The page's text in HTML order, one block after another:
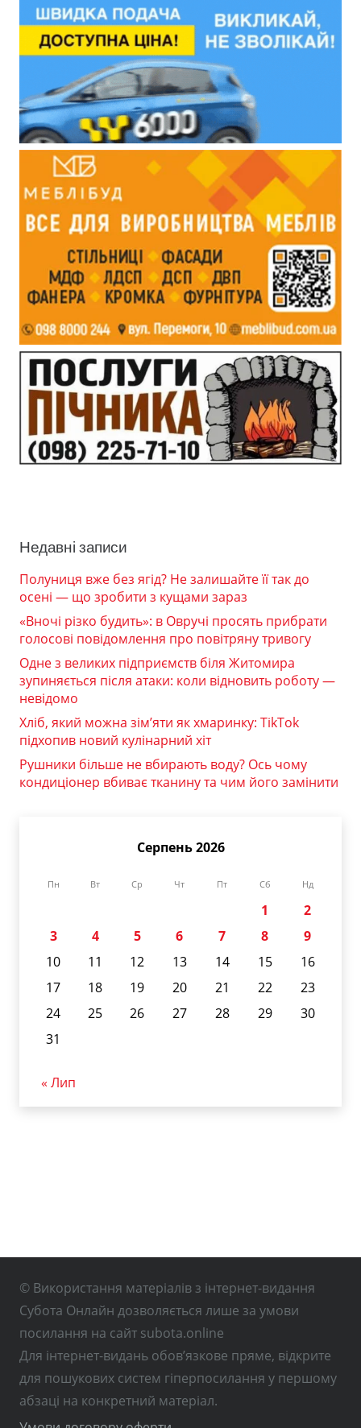
Недавні записи
Полуниця вже без ягід? Не залишайте її так до
осені — що зробити з кущами зараз
«Вночі різко будить»: в Овручі просять прибрати
голосові повідомлення про повітряну тривогу
Одне з великих підприємств біля Житомира
зупиняється після атаки: коли відновить роботу —
невідомо
Хліб, який можна зім’яти як хмаринку: TikTok
підхопив новий кулінарний хіт
Рушники більше не вбирають воду? Ось чому
кондиціонер вбиває тканину та чим його замінити
Серпень 2026
Пн Вт Ср Чт Пт Сб Нд
1
2
3
4 5 6 7 8
9
10
11 12 13 14 15
16
17
18 19 20 21 22
23
24
25 26 27 28 29
30
31
« Лип
© Використання матеріалів з інтернет-видання
Субота Онлайн дозволяється лише за умови
посилання на сайт subota.online
Для інтернет-видань обов’язкове пряме, відкрите
для пошукових систем гіперпосилання у першому
абзаці на конкретний матеріал.